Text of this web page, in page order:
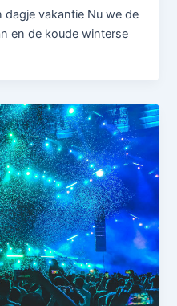
dagje vakantie Nu we de
en de koude winterse